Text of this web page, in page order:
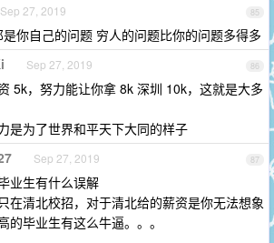
85
Sep 27, 2019
你自己的问题 穷人的问题比你的问题多得多
86
Sep 27, 2019
5k，努力能让你拿 8k 深圳 10k，这就是大多
是为了世界和平天下大同的样子
87
Sep 27, 2019
业生有什么误解
在清北校招，对于清北给的薪资是你无法想象
的毕业生有这么牛逼。。。